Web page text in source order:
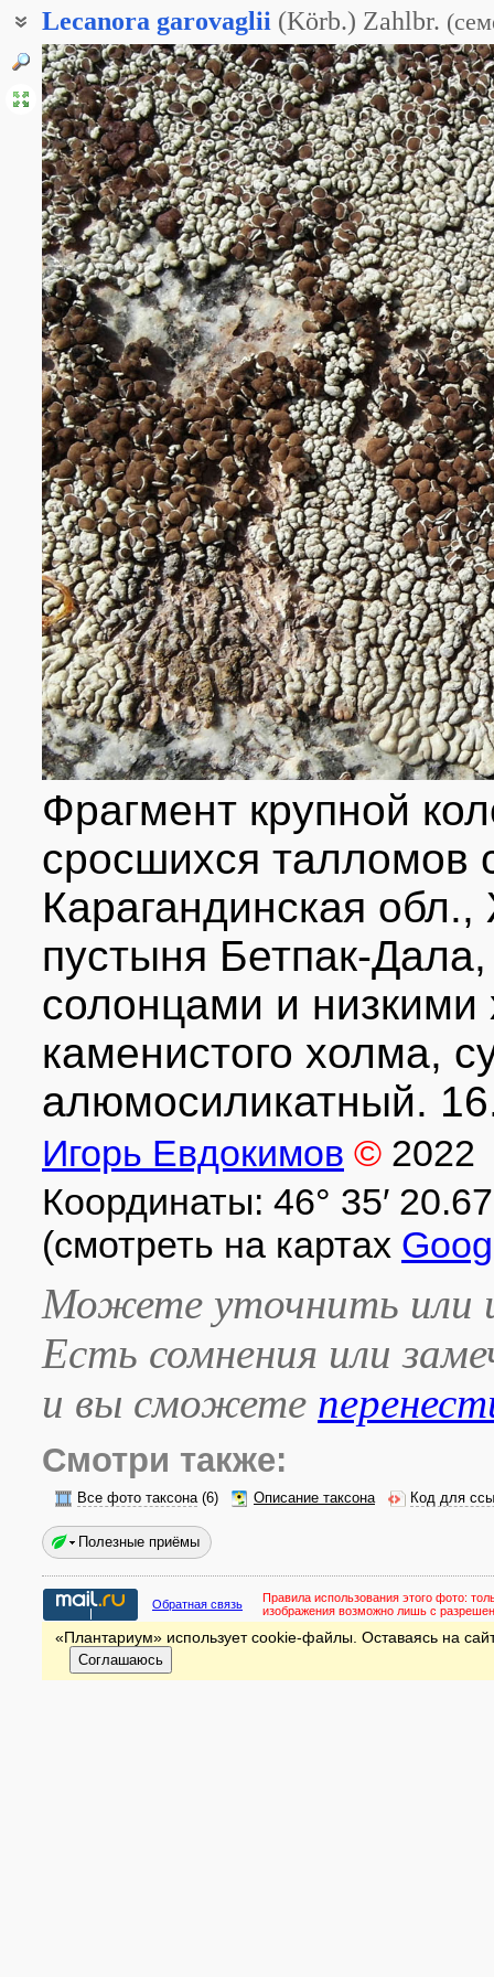
Lecanora garovaglii (Körb.) Zahlbr. (
Плаколеканора Гаровали
Фрагмент крупной
сросшихся талломов
Карагандинская
пустыня Бетпак-
солонцами и
каменистого холма,
алюмосиликатный.
Игорь Евдокимов © 2022
Координаты: 46° 35′
(смотреть на картах
Можете уточнить или
Есть сомнения или
и вы сможете
Смотри также:
Все фото таксона(6) Описание таксона Код для
Полезные приёмы
Обратная связь Правила использования этого фото:
изображения возможно лишь с
«Плантариум» использует cookie-файлы. Оставаясь на
Соглашаюсь